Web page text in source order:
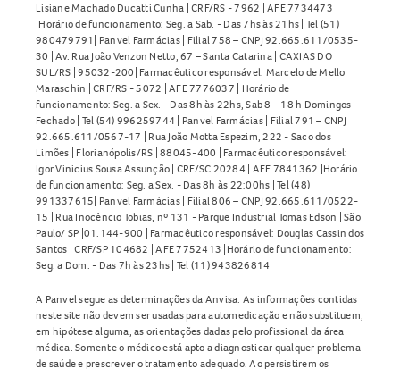
Lisiane Machado Ducatti Cunha | CRF/RS - 7962 | AFE 7734473
|Horário de funcionamento: Seg. a Sab. - Das 7hs às 21hs | Tel (51)
980479791| Panvel Farmácias | Filial 758 – CNPJ 92.665.611/0535-
30 | Av. Rua João Venzon Netto, 67 – Santa Catarina | CAXIAS DO
SUL/RS | 95032-200| Farmacêutico responsável: Marcelo de Mello
Maraschin | CRF/RS - 5072 | AFE 7776037 | Horário de
funcionamento: Seg. a Sex. - Das 8h às 22hs, Sab 8 – 18 h Domingos
Fechado | Tel (54) 996259744 | Panvel Farmácias | Filial 791 – CNPJ
92.665.611/0567-17 | Rua João Motta Espezim, 222 - Saco dos
Limões | Florianópolis/RS | 88045-400 | Farmacêutico responsável:
Igor Vinicius Sousa Assunção | CRF/SC 20284 | AFE 7841362 |Horário
de funcionamento: Seg. a Sex. - Das 8h às 22:00hs | Tel (48)
991337615| Panvel Farmácias | Filial 806 – CNPJ 92.665.611/0522-
15 | Rua Inocêncio Tobias, nº 131 - Parque Industrial Tomas Edson | São
Paulo/ SP |01.144-900 | Farmacêutico responsável: Douglas Cassin dos
Santos | CRF/SP 104682 | AFE 7752413 |Horário de funcionamento:
Seg. a Dom. - Das 7h às 23hs | Tel (11) 943826814
A Panvel segue as determinações da Anvisa. As informações contidas
neste site não devem ser usadas para automedicação e não substituem,
em hipótese alguma, as orientações dadas pelo profissional da área
médica. Somente o médico está apto a diagnosticar qualquer problema
de saúde e prescrever o tratamento adequado. Ao persistirem os